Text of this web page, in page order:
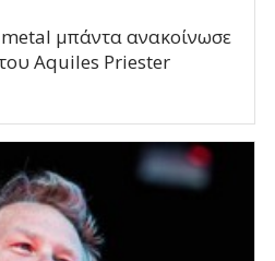
μπάντα ανακοίνωσε
Aquiles Priester